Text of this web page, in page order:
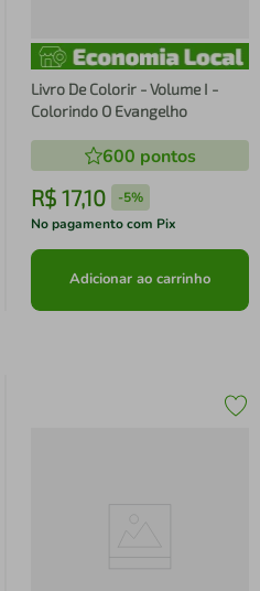
Livro De Colorir - Volume I -
Colorindo O Evangelho
600 pontos
R$ 17,10 -5%
No pagamento com Pix
Adicionar ao carrinho